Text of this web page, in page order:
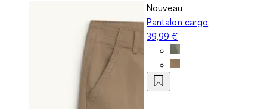
Nouveau
Pantalon cargo
39,99 €